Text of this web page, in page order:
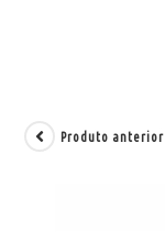
Produto anterior